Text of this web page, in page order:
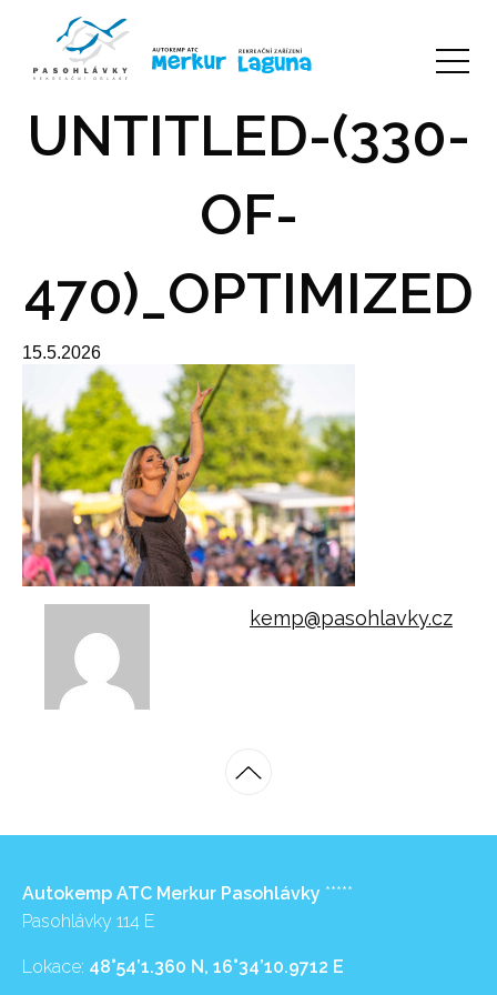
UNTITLED-(330-
OF-
470)_OPTIMIZED
15.5.2026
kemp@pasohlavky.cz
Autokemp ATC Merkur Pasohlávky *****
Pasohlávky 114 E
Lokace: 48°54’1.360 N, 16°34’10.9712 E